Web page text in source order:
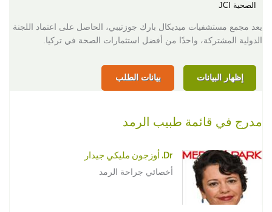
الصحية JCI
يعد مجمع مستشفيات ميديكال بارك جوزتيبي، الحاصل على اعتماد اللجنة
الدولية المشتركة، واحدًا من أفضل استثمارات الصحة في تركيا.
إظهار البيانات بيانات الطلب
مدرج في قائمة طبيب الرمد
Dr. أوزجون مليكي جيدار
أخصائي جراحة الرمد